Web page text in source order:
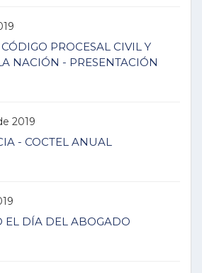
PROCESAL CIVIL Y
NACIÓN - PRESENTACIÓN
2019
- COCTEL ANUAL
EL DÍA DEL ABOGADO